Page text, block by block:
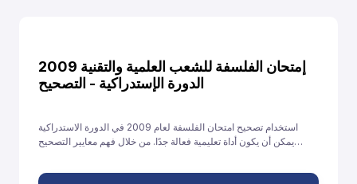
إمتحان الفلسفة للشعب العلمية والتقنية 2009
الدورة الإستدراكية - التصحيح
استخدام تصحيح امتحان الفلسفة لعام 2009 في الدورة الاستدراكية
يمكن أن يكون أداة تعليمية فعالة جدًا. من خلال فهم معايير التصحيح
أدائهم والاستعداد بشكل أفضل للامتحانات القادمة.